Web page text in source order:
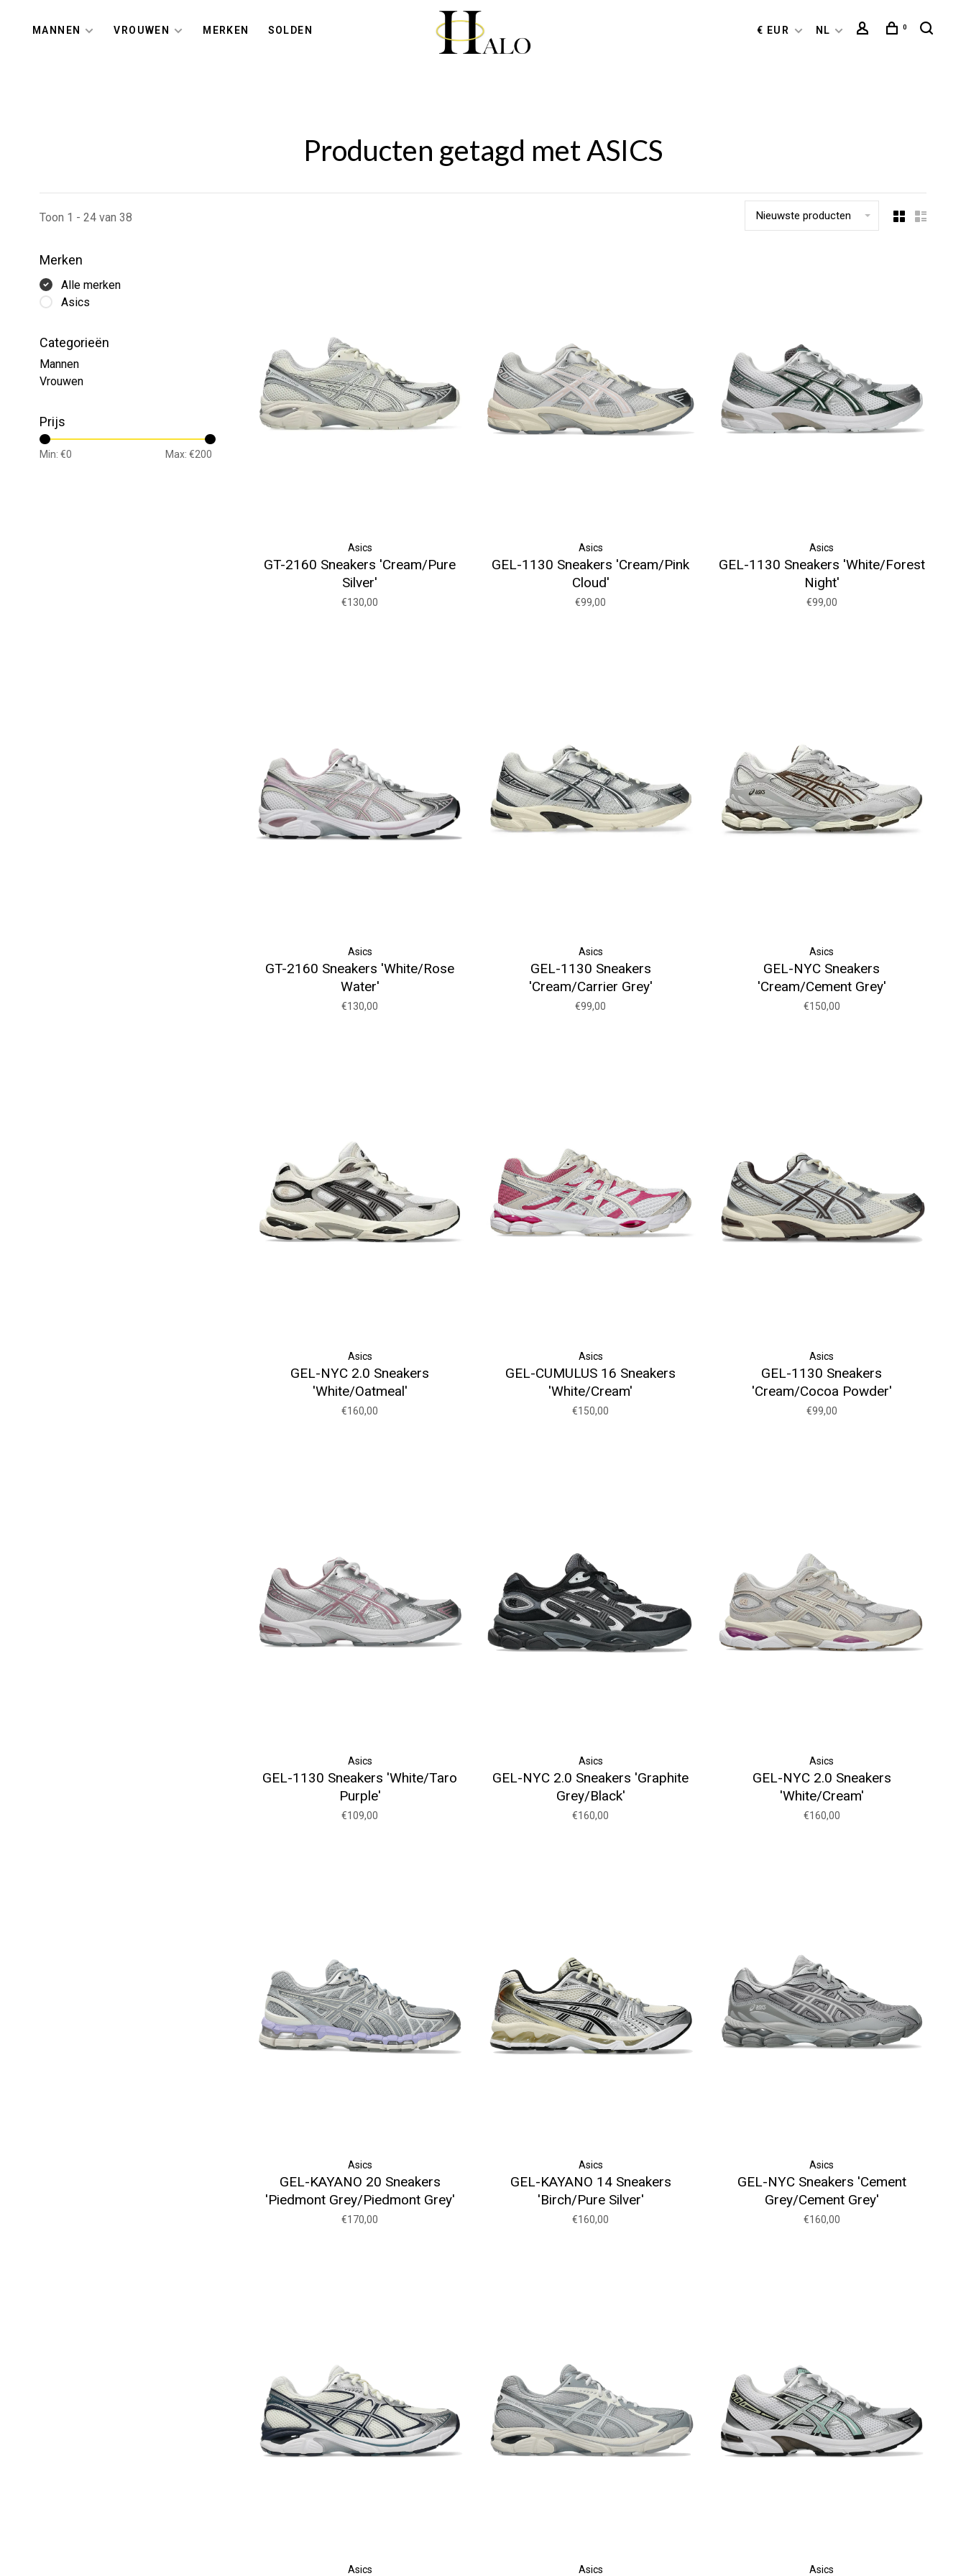
MANNEN VROUWEN MERKEN SOLDEN € EUR NL 0
Producten getagd met ASICS
Toon 1 - 24 van 38 Nieuwste producten
Merken
Alle merken
Asics
Categorieën
Mannen
Vrouwen
Prijs
Min: €0 Max: €200
Asics
GT-2160 Sneakers 'Cream/Pure
Silver'
€130,00
Asics
GEL-1130 Sneakers 'Cream/Pink
Cloud'
€99,00
Asics
GEL-1130 Sneakers 'White/Forest
Night'
€99,00
Asics
GT-2160 Sneakers 'White/Rose
Water'
€130,00
Asics
GEL-1130 Sneakers
'Cream/Carrier Grey'
€99,00
Asics
GEL-NYC Sneakers
'Cream/Cement Grey'
€150,00
Asics
GEL-NYC 2.0 Sneakers
'White/Oatmeal'
€160,00
Asics
GEL-CUMULUS 16 Sneakers
'White/Cream'
€150,00
Asics
GEL-1130 Sneakers
'Cream/Cocoa Powder'
€99,00
Asics
GEL-1130 Sneakers 'White/Taro
Purple'
€109,00
Asics
GEL-NYC 2.0 Sneakers 'Graphite
Grey/Black'
€160,00
Asics
GEL-NYC 2.0 Sneakers
'White/Cream'
€160,00
Asics
GEL-KAYANO 20 Sneakers
'Piedmont Grey/Piedmont Grey'
€170,00
Asics
GEL-KAYANO 14 Sneakers
'Birch/Pure Silver'
€160,00
Asics
GEL-NYC Sneakers 'Cement
Grey/Cement Grey'
€160,00
Asics Asics Asics